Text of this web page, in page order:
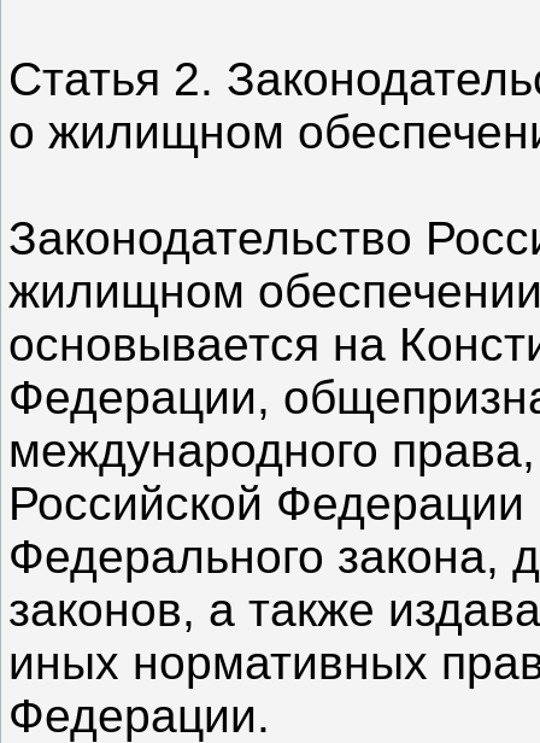
Статья 2.
о жилищном
Законодательство
жилищном
основывается на
Федерации,
международного
Российской Федерации
Федерального закона,
законов, а также
иных нормативных
Федерации.